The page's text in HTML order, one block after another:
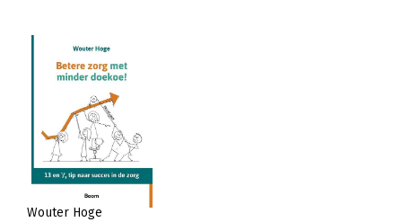
Wouter Hoge